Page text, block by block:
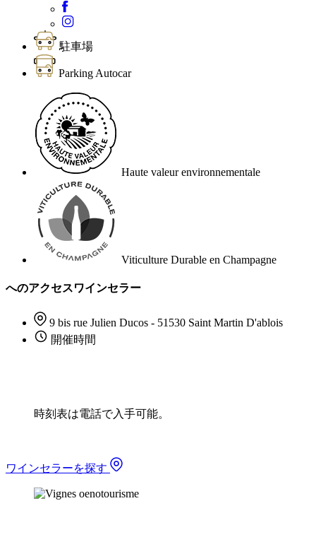
駐車場
Parking Autocar
Haute valeur environnementale
Viticulture Durable en Champagne
へのアクセスワインセラー
9 bis rue Julien Ducos - 51530 Saint Martin D'ablois
開催時間
時刻表は電話で入手可能。
ワインセラーを探す